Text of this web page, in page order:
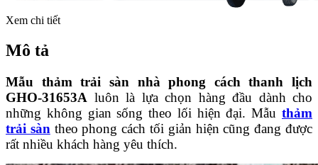
Xem chi tiết
Mô tả
Mẫu thảm trải sàn nhà phong cách thanh lịch
GHO-31653A luôn là lựa chọn hàng đầu dành cho
những không gian sống theo lối hiện đại. Mẫu thảm
trải sàn theo phong cách tối giản hiện cũng đang được
rất nhiều khách hàng yêu thích.